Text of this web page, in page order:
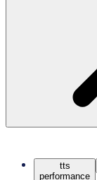
tts
performance